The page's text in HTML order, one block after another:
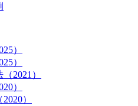
）
）
2021）
）
）